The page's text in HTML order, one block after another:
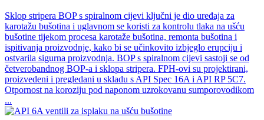
Sklop stripera BOP s spiralnom cijevi ključni je dio uređaja za
karotažu bušotina i uglavnom se koristi za kontrolu tlaka na ušću
bušotine tijekom procesa karotaže bušotina, remonta bušotina i
ispitivanja proizvodnje, kako bi se učinkovito izbjeglo erupciju i
ostvarila sigurna proizvodnja. BOP s spiralnom cijevi sastoji se od
četverobandnog BOP-a i sklopa stripera. FPH-ovi su projektirani,
proizvedeni i pregledani u skladu s API Spec 16A i API RP 5C7.
Otpornost na koroziju pod naponom uzrokovanu sumporovodikom
...